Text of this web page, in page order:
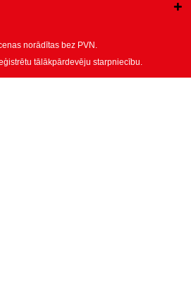
norādītas bez PVN.
tālākpārdevēju starpniecību.